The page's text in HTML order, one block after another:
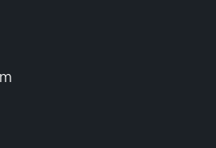
สมานฆ่าเชื้อ และต้านเชื้อ
พรที่มีกลิ่นหอมจึงถูกนำมาใช้เป็น
บพื้นบ้านมานาน